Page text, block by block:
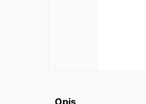
Opis